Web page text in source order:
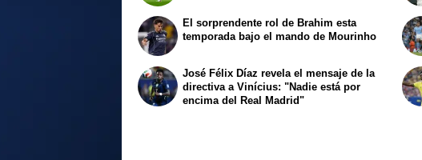
El sorprendente rol de Brahim esta
temporada bajo el mando de Mourinho
José Félix Díaz revela el mensaje de la
directiva a Vinícius: "Nadie está por
encima del Real Madrid"